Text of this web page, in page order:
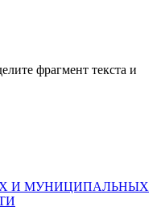
фрагмент текста и